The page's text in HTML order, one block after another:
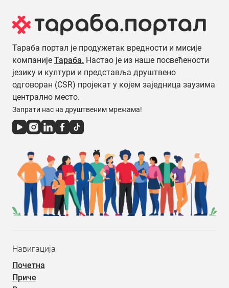
Тараба портал је продужетак вредности и мисије
компаније Тараба. Настао је из наше посвећености
језику и култури и представља друштвено
одговоран (CSR) пројекат у којем заједница заузима
централно место.
Запрати нас на друштвеним мрежама!
Навигација
Почетна
Приче